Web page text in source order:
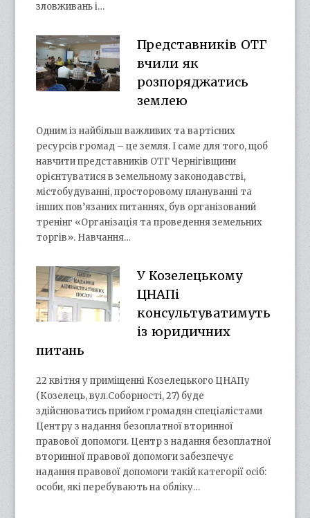
зловживань і…
Представників ОТГ
вчили як
розпоряджатись
землею
Одним із найбільш важливих та вартісних
ресурсів громад – це земля. І саме для того, щоб
навчити представників ОТГ Чернігівщини
орієнтуватися в земельному законодавстві,
містобудуванні, просторовому плануванні та
інших пов’язаних питаннях, був організований
тренінг «Організація та проведення земельних
торгів». Навчання…
У Козелецькому
ЦНАПі
консультуватимуть
із юридичних
питань
22 квітня у приміщенні Козелецького ЦНАПу
(Козелець, вул.Соборності, 27) буде
здійснюватись прийом громадян спеціалістами
Центру з надання безоплатної вторинної
правової допомоги. Центр з надання безоплатної
вторинної правової допомоги забезпечує
надання правової допомоги такій категорії осіб:
особи, які перебувають на обліку…